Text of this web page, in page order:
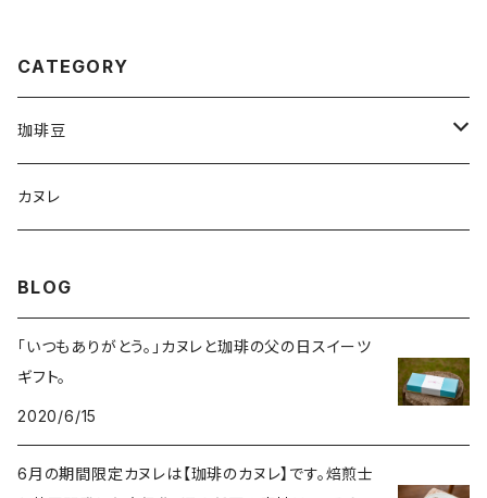
CATEGORY
珈琲豆
ハンドロースト
カヌレ
BLOG
「いつもありがとう。」カヌレと珈琲の父の日スイーツ
ギフト。
2020/6/15
6月の期間限定カヌレは【珈琲のカヌレ】です。焙煎士